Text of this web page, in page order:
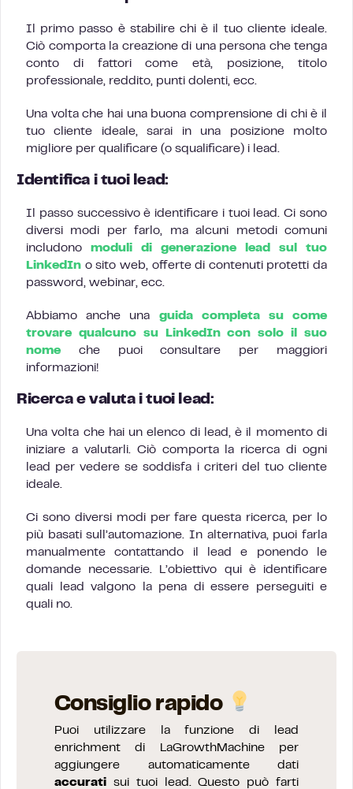
Il primo passo è stabilire chi è il tuo cliente ideale.
Ciò comporta la creazione di una persona che tenga
conto di fattori come età, posizione, titolo
professionale, reddito, punti dolenti, ecc.
Una volta che hai una buona comprensione di chi è il
tuo cliente ideale, sarai in una posizione molto
migliore per qualificare (o squalificare) i lead.
Identifica i tuoi lead:
Il passo successivo è identificare i tuoi lead. Ci sono
diversi modi per farlo, ma alcuni metodi comuni
includono moduli di generazione lead sul tuo
LinkedIn o sito web, offerte di contenuti protetti da
password, webinar, ecc.
Abbiamo anche una guida completa su come
trovare qualcuno su LinkedIn con solo il suo
nome che puoi consultare per maggiori
informazioni!
Ricerca e valuta i tuoi lead:
Una volta che hai un elenco di lead, è il momento di
iniziare a valutarli. Ciò comporta la ricerca di ogni
lead per vedere se soddisfa i criteri del tuo cliente
ideale.
Ci sono diversi modi per fare questa ricerca, per lo
più basati sull’automazione. In alternativa, puoi farla
manualmente contattando il lead e ponendo le
domande necessarie. L’obiettivo qui è identificare
quali lead valgono la pena di essere perseguiti e
quali no.
Consiglio rapido
Puoi utilizzare la funzione di lead
enrichment di LaGrowthMachine per
aggiungere automaticamente dati
accurati sui tuoi lead. Questo può farti